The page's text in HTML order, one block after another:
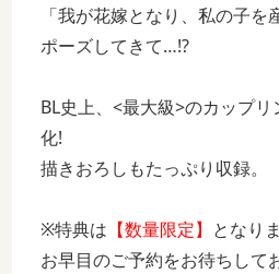
「我が花嫁となり、私の子を
ポーズしてきて…!?
BL史上、<最大級>のカップ
化!
描きおろしもたっぷり収録。
※特典は 【数量限定】 となり
お早目のご予約をお待ちして